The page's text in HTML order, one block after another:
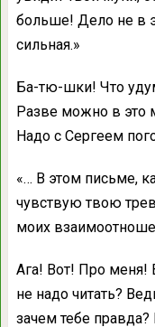
больше! Дело не в
сильная.»
Ба-тю-шки! Что
Разве можно в это
Надо с Сергеем
«… В этом письме,
чувствую твою
моих
Ага! Вот! Про меня!
не надо читать?
зачем тебе